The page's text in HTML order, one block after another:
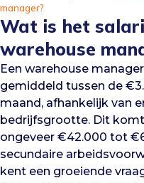
manager?
Wat is het
warehouse
Een warehouse
gemiddeld tussen de
maand, afhankelijk van
bedrijfsgrootte. Dit komt
ongeveer €42.000 tot
secundaire
kent een groeiende